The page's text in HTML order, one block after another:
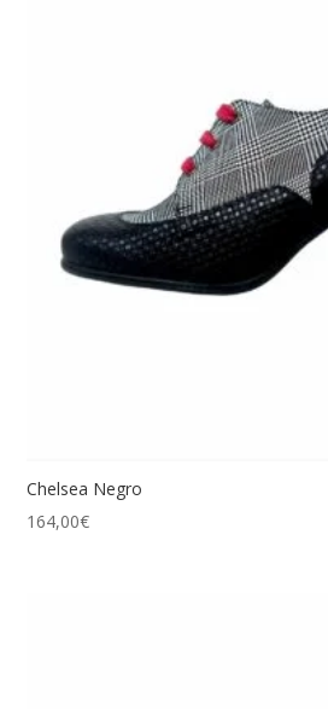
Chelsea Negro
164,00€